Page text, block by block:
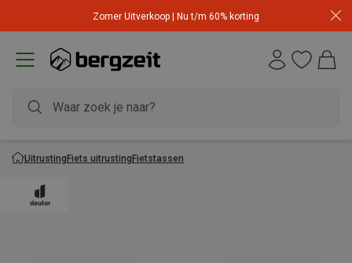
Zomer Uitverkoop | Nu t/m 60% korting
UitrustingFiets uitrustingFietstassen